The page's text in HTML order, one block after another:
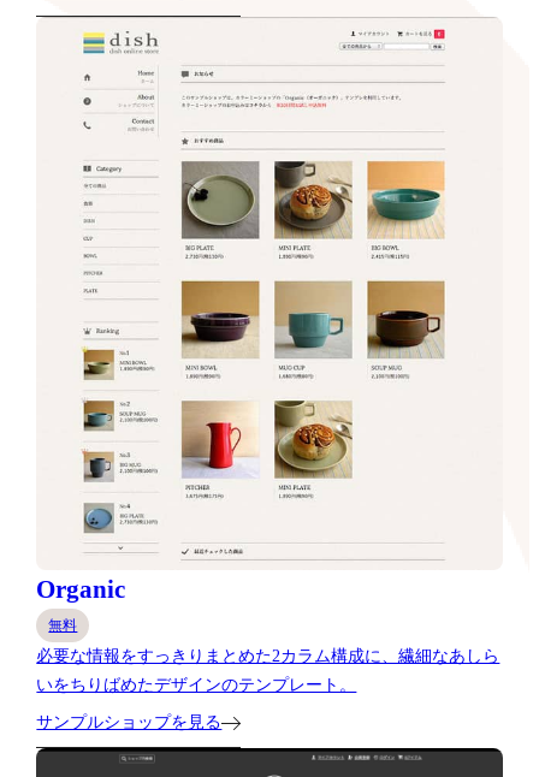
Organic
無料
必要な情報をすっきりまとめた2カラム構成に、繊細なあしら
いをちりばめたデザインのテンプレート。
サンプルショップを見る